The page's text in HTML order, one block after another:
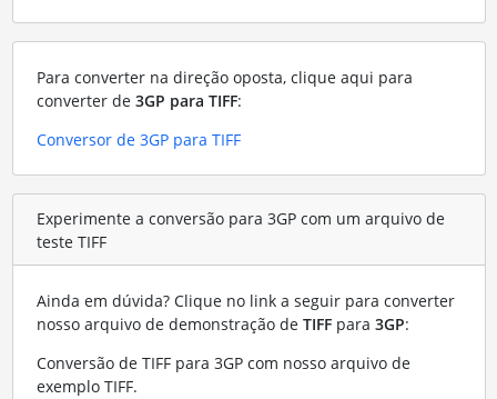
Para converter na direção oposta, clique aqui para
converter de 3GP para TIFF:
Conversor de 3GP para TIFF
Experimente a conversão para 3GP com um arquivo de
teste TIFF
Ainda em dúvida? Clique no link a seguir para converter
nosso arquivo de demonstração de TIFFpara 3GP:
Conversão de TIFF para 3GP com nosso arquivo de
exemplo TIFF.